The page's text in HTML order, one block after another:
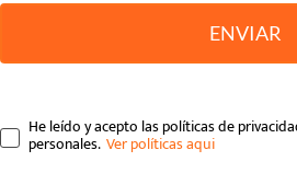
ENVIAR
He leído y acepto las políticas de
personales.